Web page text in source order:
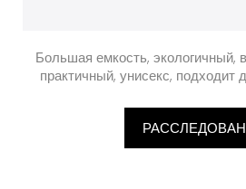
Большая емкость, экологичный,
практичный, унисекс, подходит